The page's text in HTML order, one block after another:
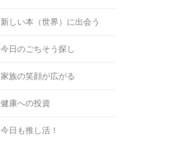
新しい本（世界）に出会う
今日のごちそう探し
家族の笑顔が広がる
健康への投資
今日も推し活！